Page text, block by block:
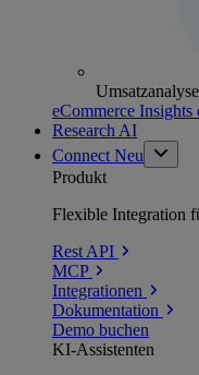
eCommerce Insights
Research AI
Connect Neu
Produkt
Flexible Integration
Rest API
MCP
Integrationen
Dokumentation
Demo buchen
KI-Assistenten